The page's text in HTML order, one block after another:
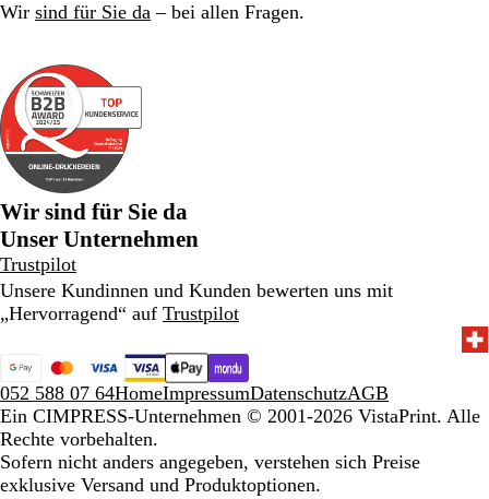
Wir sind für Sie da – bei allen Fragen.
Wir sind für Sie da
Unser Unternehmen
Trustpilot
Unsere Kundinnen und Kunden bewerten uns mit
„Hervorragend“ auf Trustpilot
052 588 07 64HomeImpressumDatenschutzAGB
Ein CIMPRESS-Unternehmen © 2001-2026 VistaPrint. Alle
Rechte vorbehalten.
Sofern nicht anders angegeben, verstehen sich Preise
exklusive Versand und Produktoptionen.